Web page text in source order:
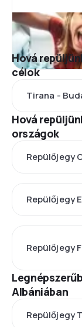
Hová
célok
Tirana -
Hová
országok
Repülőjegy
Repülőjegy
Repülőjegy
Albániában
Repülőjegy